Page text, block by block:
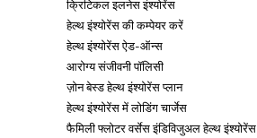
क्रिटिकल इलनेस इंश्योरेंस
हेल्थ इंश्योरेंस की कम्पेयर करें
हेल्थ इंश्योरेंस ऐड-ऑन्स
आरोग्य संजीवनी पॉलिसी
ज़ोन बेस्ड हेल्थ इंश्योरेंस प्लान
हेल्थ इंश्योरेंस में लोडिंग चार्जेस
फैमिली फ्लोटर वर्सेस इंडिविजुअल हेल्थ इंश्योरेंस